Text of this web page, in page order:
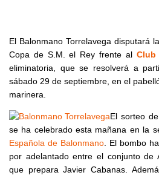
El Balonmano Torrelavega disputará
Copa de S.M. el Rey frente al Club
eliminatoria, que se resolverá a
sábado 29 de septiembre, en el
marinera.
El sorteo
se ha celebrado esta mañana en la
Española de Balonmano. El bombo
por adelantado entre el conjunto de
que prepara Javier Cabanas.